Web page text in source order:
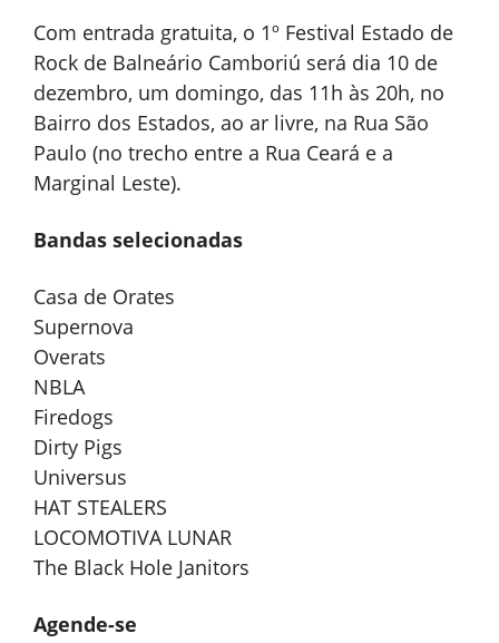
Com entrada gratuita, o 1º Festival Estado de
Rock de Balneário Camboriú será dia 10 de
dezembro, um domingo, das 11h às 20h, no
Bairro dos Estados, ao ar livre, na Rua São
Paulo (no trecho entre a Rua Ceará e a
Marginal Leste).
Bandas selecionadas
Casa de Orates
Supernova
Overats
NBLA
Firedogs
Dirty Pigs
Universus
HAT STEALERS
LOCOMOTIVA LUNAR
The Black Hole Janitors
Agende-se